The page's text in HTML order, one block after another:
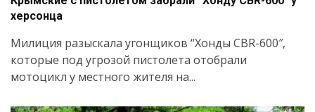
херсонца
Милиция разыскала угонщиков “Хонды CBR-600″,
которые под угрозой пистолета отобрали
мотоцикл у местного жителя на...